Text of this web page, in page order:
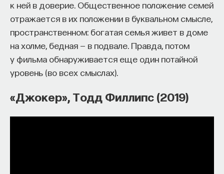
к ней в доверие. Общественное положение семей
отражается в их положении в буквальном смысле,
пространственном: богатая семья живет в доме
на холме, бедная — в подвале. Правда, потом
у фильма обнаруживается еще один потайной
уровень (во всех смыслах).
«Джокер», Тодд Филлипс (2019)